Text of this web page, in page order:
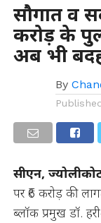
सौगात व
करोड़ के
अब भी
By
सीएन,
पर ₹6 करोड़ की
ब्लॉक प्रमुख डॉ.